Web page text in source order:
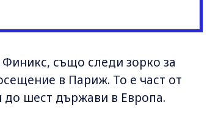
също следи зорко за
в Париж. То е част от
шест държави в Европа.